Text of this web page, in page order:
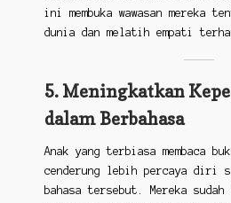
ini membuka wawasan mereka
dunia dan melatih empati
5. Meningkatkan
dalam Berbahasa
Anak yang terbiasa membaca
cenderung lebih percaya diri
bahasa tersebut. Mereka